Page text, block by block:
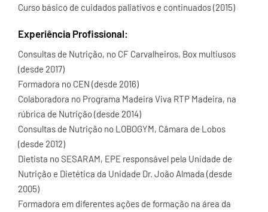
Curso básico de cuidados paliativos e continuados (2015)
Experiência Profissional:
Consultas de Nutrição, no CF Carvalheiros, Box multiusos
(desde 2017)
Formadora no CEN (desde 2016)
Colaboradora no Programa Madeira Viva RTP Madeira, na
rúbrica de Nutrição (desde 2014)
Consultas de Nutrição no LOBOGYM, Câmara de Lobos
(desde 2012)
Dietista no SESARAM, EPE responsável pela Unidade de
Nutrição e Dietética da Unidade Dr. João Almada (desde
2005)
Formadora em diferentes ações de formação na área da